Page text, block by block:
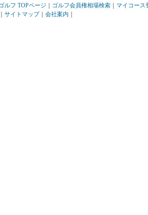
ルフ TOPページ ゴルフ会員権相場検索
マイコース
サイトマップ｜ 会社案内